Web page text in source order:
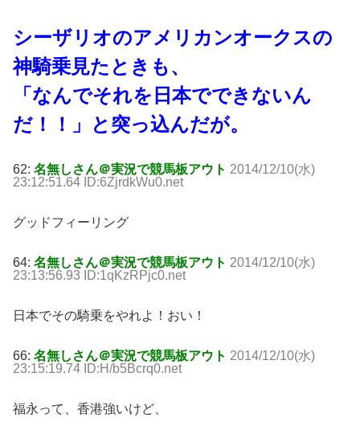
シーザリオのアメリカンオークスの
神騎乗見たときも、
「なんでそれを日本でできないん
だ！！」と突っ込んだが。
62: 名無しさん＠実況で競馬板アウト 2014/12/10(水)
23:12:51.64 ID:6ZjrdkWu0.net
グッドフィーリング
64: 名無しさん＠実況で競馬板アウト 2014/12/10(水)
23:13:56.93 ID:1qKzRPjc0.net
日本でその騎乗をやれよ！おい！
66: 名無しさん＠実況で競馬板アウト 2014/12/10(水)
23:15:19.74 ID:H/b5Bcrq0.net
福永って、香港強いけど、